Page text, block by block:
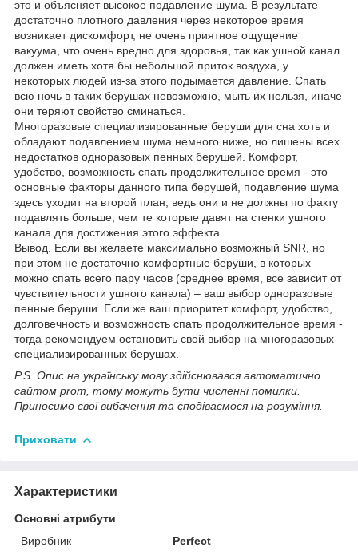
это и объясняет высокое подавление шума. В результате
достаточно плотного давления через некоторое время
возникает дискомфорт, не очень приятное ощущение
вакуума, что очень вредно для здоровья, так как ушной канал
должен иметь хотя бы небольшой приток воздуха, у
некоторых людей из-за этого подымается давление. Спать
всю ночь в таких берушах невозможно, мыть их нельзя, иначе
они теряют свойство сминаться.
Многоразовые специализированные беруши для сна хоть и
обладают подавлением шума немного ниже, но лишены всех
недостатков одноразовых пенных берушей. Комфорт,
удобство, возможность спать продолжительное время - это
основные факторы данного типа берушей, подавление шума
здесь уходит на второй план, ведь они и не должны по факту
подавлять больше, чем те которые давят на стенки ушного
канала для достижения этого эффекта.
Вывод. Если вы желаете максимально возможный SNR, но
при этом не достаточно комфортные беруши, в которых
можно спать всего пару часов (среднее время, все зависит от
чувствительности ушного канала) – ваш выбор одноразовые
пенные беруши. Если же ваш приоритет комфорт, удобство,
долговечность и возможность спать продолжительное время -
тогда рекомендуем остановить свой выбор на многоразовых
специализированных берушах.
P.S. Опис на українську мову здійснювався автоматично
сайтом prom, тому можуть бути численні помилки.
Приносимо свої вибачення та сподіваємося на розуміння.
Приховати
Характеристики
Основні атрибути
Виробник
Perfect